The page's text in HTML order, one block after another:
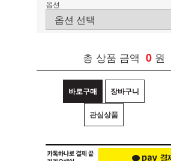
옵션
총 상품 금액 0 원
바로구매 장바구니
관심상품